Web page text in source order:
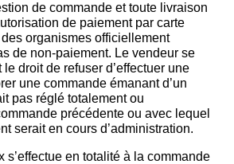
de commande et toute livraison
de paiement par carte
organismes officiellement
de non-paiement. Le vendeur se
droit de refuser d’effectuer une
une commande émanant d’un
pas réglé totalement ou
précédente ou avec lequel
serait en cours d’administration.
s’effectue en totalité à la commande